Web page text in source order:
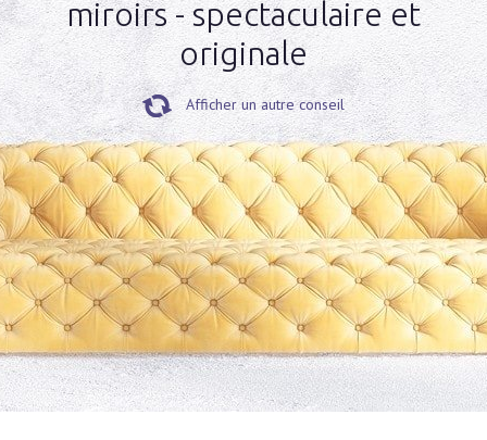
miroirs - spectaculaire et
originale
Afficher un autre conseil